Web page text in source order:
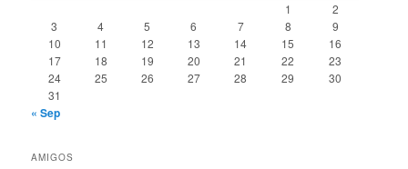
1
2
3
4 5 6 7 8
9
10
11 12 13 14 15
16
17
18 19 20 21 22
23
24
25 26 27 28 29
30
31
« Sep
AMIGOS